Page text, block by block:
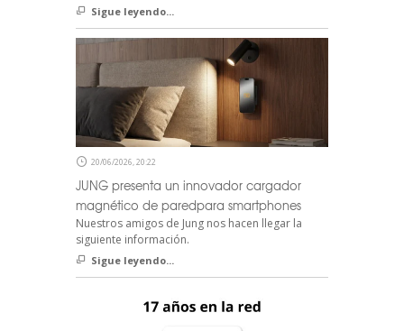
Sigue leyendo...
20/06/2026, 20:22
JUNG presenta un innovador cargador
magnético de paredpara smartphones
Nuestros amigos de Jung nos hacen llegar la
siguiente información.
Sigue leyendo...